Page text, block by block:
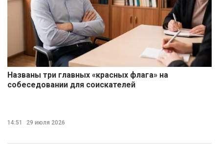
Названы три главных «красных флага» на
собеседовании для соискателей
14:51 29 июля 2026